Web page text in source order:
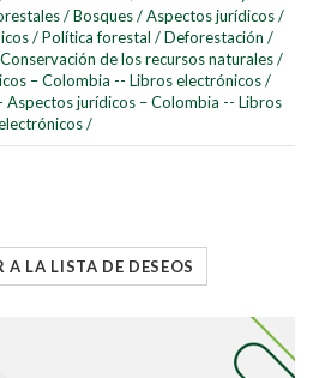
Buscar
/ Bosques / Aspectos jurídicos /
/Política forestal /Deforestación /
Conservación de los recursos naturales/
– Colombia -- Libros electrónicos /
Aspectos jurídicos – Colombia -- Libros
/
A LA LISTA DE DESEOS